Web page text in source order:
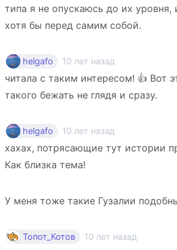
типа я не опускаюсь до их
хотя бы перед самим собой.
helgafo 10 лет назад
читала с таким интересом! 👍 Вот
такого бежать не глядя и сразу.
helgafo 10 лет назад
хахах, потрясающие тут истории
Как близка тема!
У меня тоже такие Гузалии
Топот_Котов 10 лет назад